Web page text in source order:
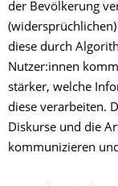
der Bevölkerung
diese durch
Nutzer:innen
stärker, welche
diese verarbeiten.
Diskurse und die
kommunizieren